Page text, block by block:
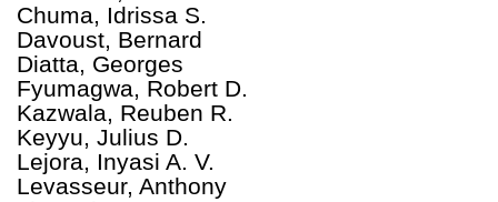
Chuma, Idrissa S.
Davoust, Bernard
Diatta, Georges
Fyumagwa, Robert D.
Kazwala, Reuben R.
Keyyu, Julius D.
Lejora, Inyasi A. V.
Levasseur, Anthony